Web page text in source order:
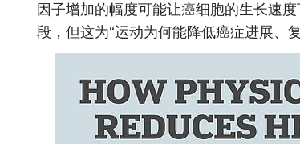
因子增加的幅度可能让癌细胞的生长速
段，但这为“运动为何能降低癌症进展、